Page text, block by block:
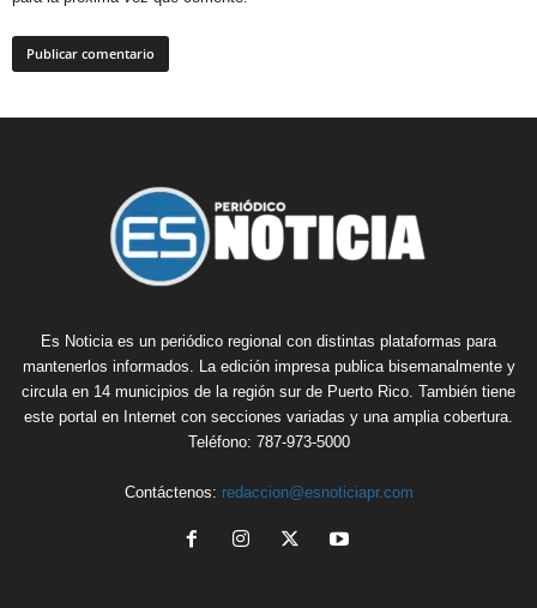
Es Noticia es un periódico regional con distintas plataformas para
mantenerlos informados. La edición impresa publica bisemanalmente y
circula en 14 municipios de la región sur de Puerto Rico. También tiene
este portal en Internet con secciones variadas y una amplia cobertura.
Teléfono: 787-973-5000
Contáctenos: redaccion@esnoticiapr.com